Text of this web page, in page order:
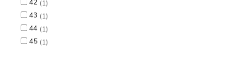
42
1
43
1
44
1
45
1